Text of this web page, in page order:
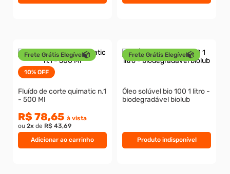
Frete Grátis Elegível
10% OFF
Adicionar ao carrinho
Fluído de corte quimatic n.1
- 500 Ml
R$ 78,65 à vista
ou 2x de R$ 43,69
Frete Grátis Elegível
Produto indisponível
Óleo solúvel bio 100 1 litro -
biodegradável biolub